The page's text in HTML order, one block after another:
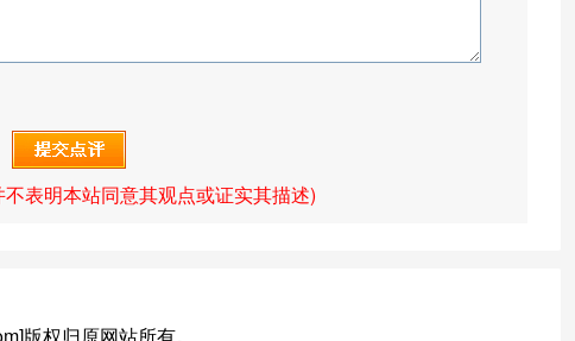
表明本站同意其观点或证实其描述)